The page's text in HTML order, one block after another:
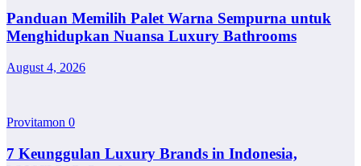
Panduan Memilih Palet Warna Sempurna untuk
Menghidupkan Nuansa Luxury Bathrooms
August 4, 2026
Provitamon 0
7 Keunggulan Luxury Brands in Indonesia,